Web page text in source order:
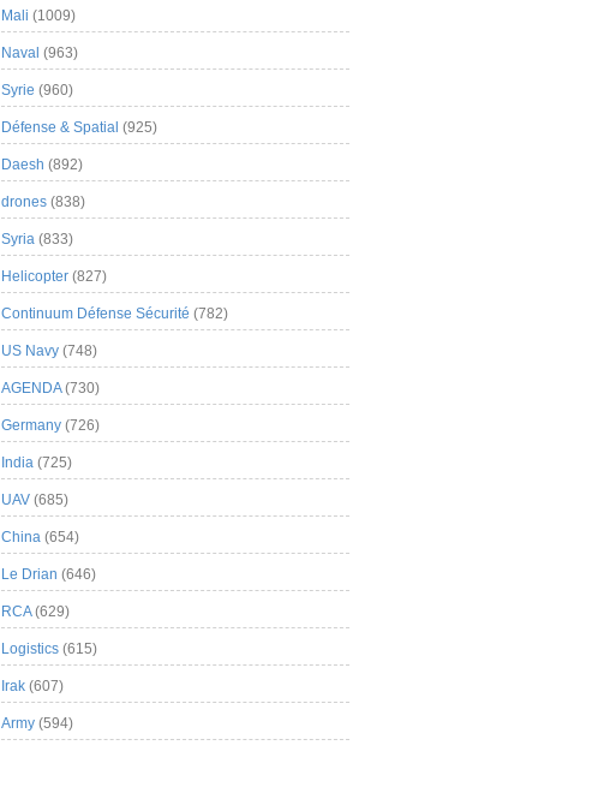
Mali (1009)
Naval (963)
Syrie (960)
Défense & Spatial (925)
Daesh (892)
drones (838)
Syria (833)
Helicopter (827)
Continuum Défense Sécurité (782)
US Navy (748)
AGENDA(730)
Germany (726)
India (725)
UAV (685)
China (654)
Le Drian (646)
RCA(629)
Logistics (615)
Irak (607)
Army (594)